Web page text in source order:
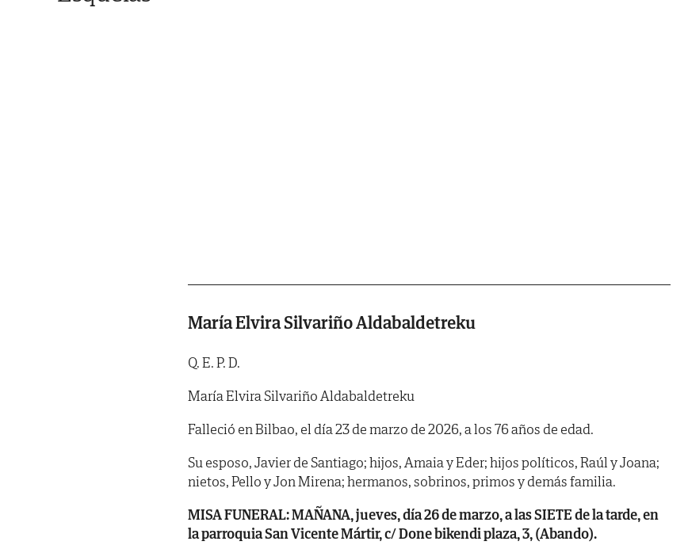
María Elvira Silvariño Aldabaldetreku
Q. E. P. D.
María Elvira Silvariño Aldabaldetreku
Falleció en Bilbao, el día 23 de marzo de 2026, a los 76 años de edad.
Su esposo, Javier de Santiago; hijos, Amaia y Eder; hijos políticos, Raúl y Joana;
nietos, Pello y Jon Mirena; hermanos, sobrinos, primos y demás familia.
MISA FUNERAL: MAÑANA, jueves, día 26 de marzo, a las SIETE de la tarde, en
la parroquia San Vicente Mártir, c/ Done bikendi plaza, 3, (Abando).